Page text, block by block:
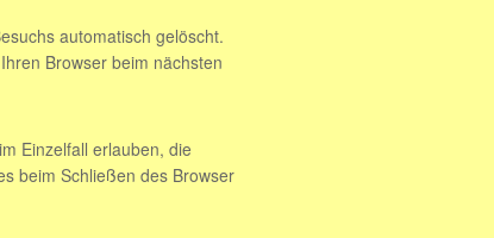
automatisch gelöscht.
Browser beim nächsten
Einzelfall erlauben, die
beim Schließen des Browser